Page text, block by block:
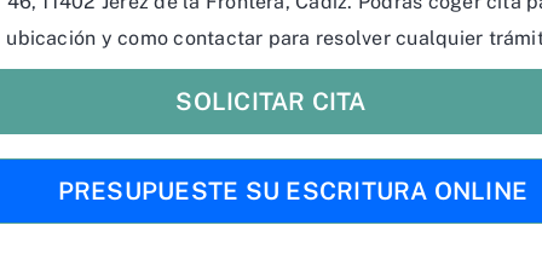
y como contactar para resolver cualquier
SOLICITAR CITA
PRESUPUESTE SU ESCRITURA ONLINE